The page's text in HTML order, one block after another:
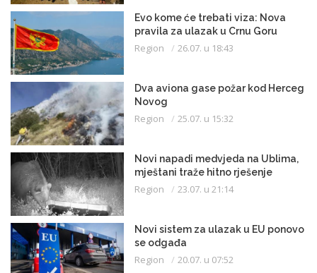
Evo kome će trebati viza: Nova
pravila za ulazak u Crnu Goru
Region 26.07. u 18:43
Dva aviona gase požar kod Herceg
Novog
Region 25.07. u 15:32
Novi napadi medvjeda na Ublima,
mještani traže hitno rješenje
Region 23.07. u 21:14
Novi sistem za ulazak u EU ponovo
se odgađa
Region 20.07. u 07:52